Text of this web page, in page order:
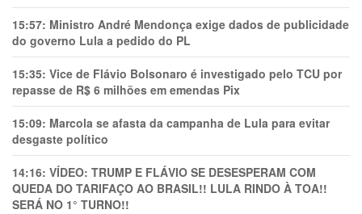
15:57: Ministro André Mendonça exige dados de publicidade
do governo Lula a pedido do PL
15:35: Vice de Flávio Bolsonaro é investigado pelo TCU por
repasse de R$ 6 milhões em emendas Pix
15:09: Marcola se afasta da campanha de Lula para evitar
desgaste político
14:16: VÍDEO: TRUMP E FLÁVIO SE DESESPERAM COM
QUEDA DO TARIFAÇO AO BRASIL!! LULA RINDO À TOA!!
SERÁ NO 1° TURNO!!